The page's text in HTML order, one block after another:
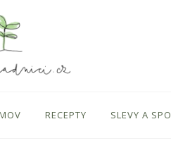
RECEPTY SLEVY A